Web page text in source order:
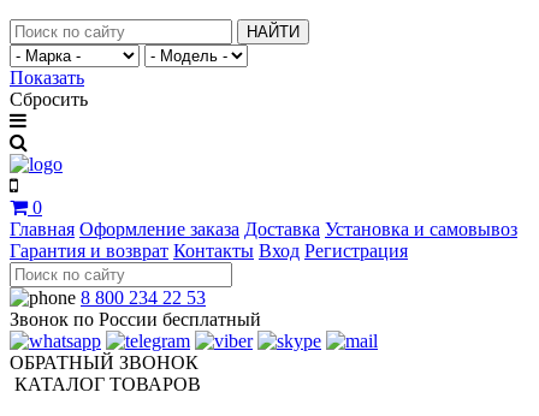
НАЙТИ
Показать
Сбросить
0
Главная Оформление заказа Доставка Установка и самовывоз
Гарантия и возврат Контакты Вход Регистрация
8 800 234 22 53
Звонок по России бесплатный
ОБРАТНЫЙ ЗВОНОК
КАТАЛОГ ТОВАРОВ